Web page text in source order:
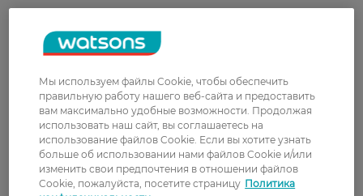
Рейтинг и отзывы
0
З 0 відгуків
0 відгуків
Доставка
Мы используем файлы Cookie, чтобы обеспечить
правильную работу нашего веб-сайта и предоставить
вам максимально удобные возможности. Продолжая
использовать наш сайт, вы соглашаетесь на
использование файлов Cookie. Если вы хотите узнать
больше об использовании нами файлов Cookie и/или
изменить свои предпочтения в отношении файлов
Cookie, пожалуйста, посетите страницу Политика